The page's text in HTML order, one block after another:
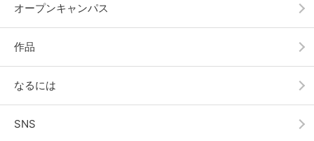
オープンキャンパス
作品
なるには
SNS